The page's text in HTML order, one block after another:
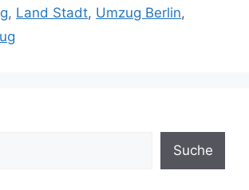
, Land Stadt, Umzug Berlin,
Suche